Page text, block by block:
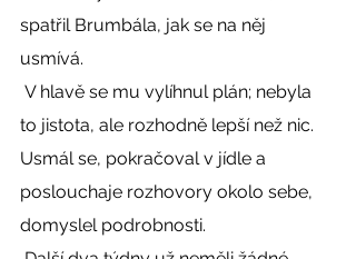
spatřil Brumbála, jak se na něj
usmívá.
to jistota, ale rozhodně lepší než nic.
Usmál se, pokračoval v jídle a
poslouchaje rozhovory okolo sebe,
domyslel podrobnosti.